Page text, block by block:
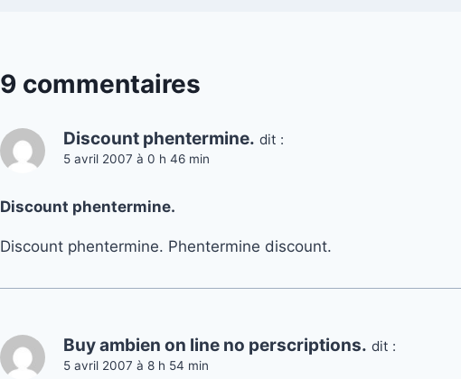
9 commentaires
Discount phentermine. dit :
5 avril 2007 à 0 h 46 min
Discount phentermine.
Discount phentermine. Phentermine discount.
Buy ambien on line no perscriptions. dit :
5 avril 2007 à 8 h 54 min